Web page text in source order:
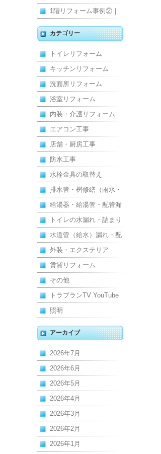
ン防水工事
備住宅リフォーム
1階リフォーム事例②｜
キッチン・床・収納を一
新し、扉新設で動線を整
えた全面改修
カテゴリー
トイレリフォーム
キッチンリフォーム
洗面所リフォーム
浴室リフォーム
内装・介護リフォーム
エアコン工事
店舗・厨房工事
防水工事
水栓金具の取替え
排水管・桝修繕（雨水・
汚水）
給湯器・給湯管・配管漏
れ
トイレの水漏れ・詰まり
水道管（給水）漏れ・配
管
外装・エクステリア
賃貸リフォーム
その他
トラブランTV YouTube
照明
アーカイブ
2026年7月
2026年6月
2026年5月
2026年4月
2026年3月
2026年2月
2026年1月